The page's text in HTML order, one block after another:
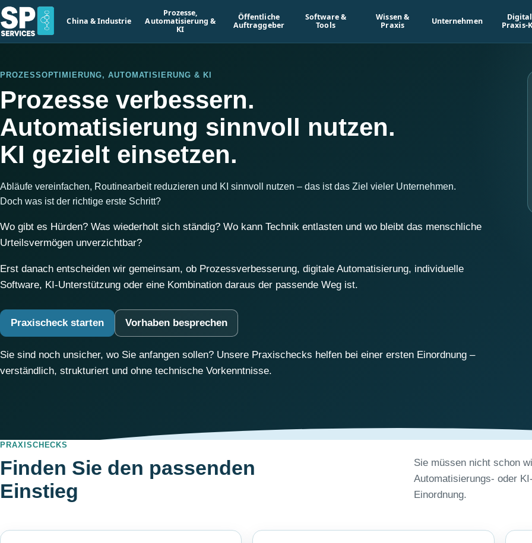
China & Industrie
Prozesse,
Automatisierung &
KI
Öffentliche
Auftraggeber
Software &
Tools
Wissen &
Praxis
Unternehmen
Praxis-
PROZESSOPTIMIERUNG, AUTOMATISIERUNG & KI
Prozesse verbessern.
Automatisierung sinnvoll nutzen.
KI gezielt einsetzen.
Abläufe vereinfachen, Routinearbeit reduzieren und KI sinnvoll nutzen – das ist das Ziel vieler Unternehmen.
Doch was ist der richtige erste Schritt?
Wo gibt es Hürden? Was wiederholt sich ständig? Wo kann Technik entlasten und wo bleibt das menschliche
Urteilsvermögen unverzichtbar?
Erst danach entscheiden wir gemeinsam, ob Prozessverbesserung, digitale Automatisierung, individuelle
Software, KI-Unterstützung oder eine Kombination daraus der passende Weg ist.
Praxischeck starten Vorhaben besprechen
Sie sind noch unsicher, wo Sie anfangen sollen? Unsere Praxischecks helfen bei einer ersten Einordnung –
verständlich, strukturiert und ohne technische Vorkenntnisse.
PRAXISCHECKS
Finden Sie den passenden
Einstieg
Sie müssen nicht schon
Automatisierungs- oder
Einordnung.